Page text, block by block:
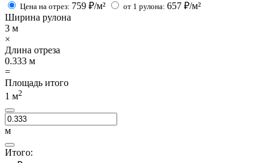
Цена на отрез: 759 ₽/м² от 1 рулона: 657 ₽/м²
Ширина рулона
3 м
×
Длина отреза
0.333 м
=
Площадь итого
1 м2
м
Итого: